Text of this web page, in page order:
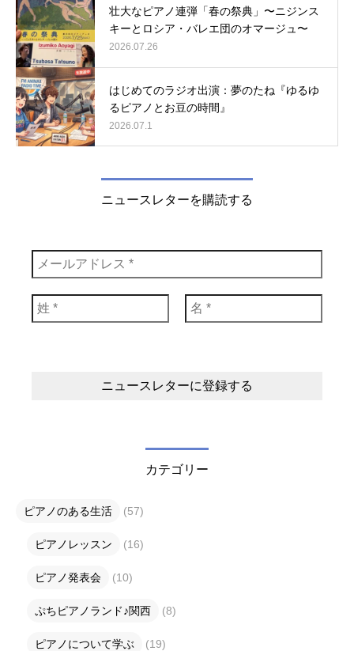
壮大なピアノ連弾「春の祭典」〜ニジンス
キーとロシア・バレエ団のオマージュ〜
2026.07.26
はじめてのラジオ出演：夢のたね『ゆるゆ
るピアノとお豆の時間』
2026.07.1
ニュースレターを購読する
カテゴリー
ピアノのある生活 (57)
ピアノレッスン (16)
ピアノ発表会 (10)
ぷちピアノランド♪関西 (8)
ピアノについて学ぶ (19)